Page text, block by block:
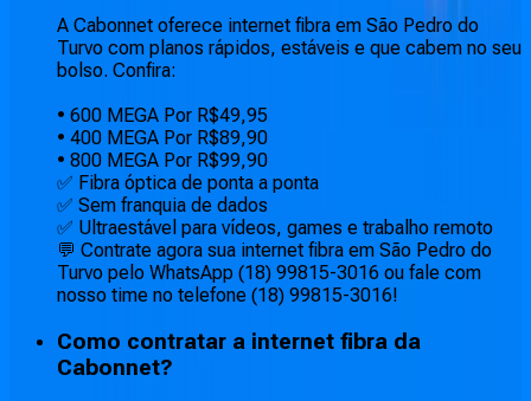
A Cabonnet oferece internet fibra em São Pedro do
Turvo com planos rápidos, estáveis e que cabem no seu
bolso. Confira:
• 600 MEGA Por R$49,95
• 400 MEGA Por R$89,90
• 800 MEGA Por R$99,90
✅ Fibra óptica de ponta a ponta
✅ Sem franquia de dados
✅ Ultraestável para vídeos, games e trabalho remoto
💬 Contrate agora sua internet fibra em São Pedro do
Turvo pelo WhatsApp (18) 99815-3016 ou fale com
nosso time no telefone (18) 99815-3016!
Como contratar a internet fibra da
Cabonnet?